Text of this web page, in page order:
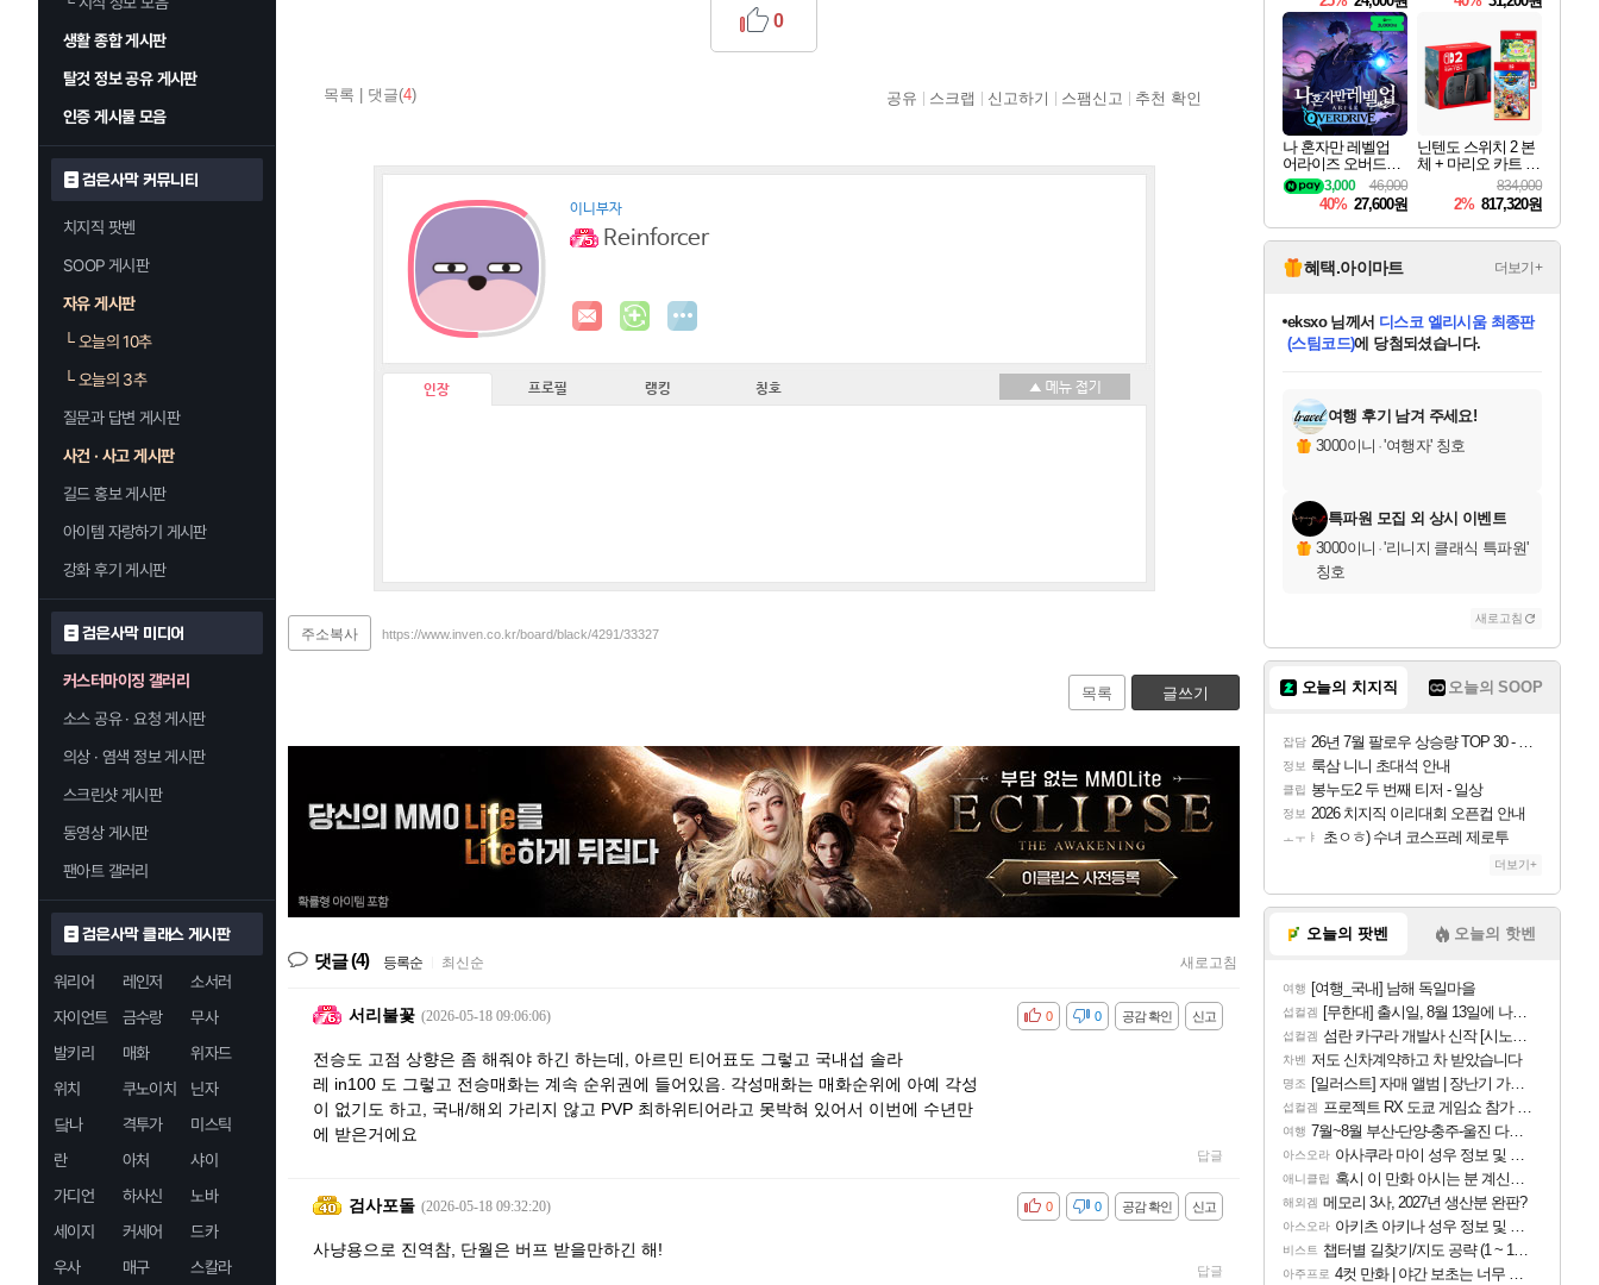
생활 종합 게시판
탈것 정보 공유 게시판
인증 게시물 모음
검은사막 커뮤니티
치지직 팟벤
SOOP 게시판
자유 게시판
└오늘의 10추
└오늘의 3추
질문과 답변 게시판
사건 · 사고 게시판
길드 홍보 게시판
아이템 자랑하기 게시판
강화 후기 게시판
검은사막 미디어
커스터마이징 갤러리
소스 공유 · 요청 게시판
의상 · 염색 정보 게시판
스크린샷 게시판
동영상 게시판
팬아트 갤러리
검은사막 클래스 게시판
워리어 레인저
소서러
자이언트
금수랑
무사
발키리
매화
위자드
위치
쿠노이치
닌자
닼나
격투가
미스틱
란
아처
샤이
가디언
하사신
노바
세이지
커세어
드카
우사
매구
스칼라
목록 댓글(4)
0
공유 스크랩 신고하기 스팸신고 추천 확인
이니부자
Reinforcer
인장 프로필 랭킹 칭호
주소복사 https://www.inven.co.kr/board/black/4291/33327
목록 글쓰기
댓글(4) 등록순 최신순 새로고침
서리불꽃 (2026-05-18 09:06:06) 신고
공감 확인
비공감 0
0
전승도 고점 상향은 좀 해줘야 하긴 하는데, 아르민 티어표도 그렇고 국내섭 솔라
레 in100 도 그렇고 전승매화는 계속 순위권에 들어있음. 각성매화는 매화순위에 아예 각성
이 없기도 하고, 국내/해외 가리지 않고 PVP 최하위티어라고 못박혀 있어서 이번에 수년만
에 받은거에요
답글
검사포돌 (2026-05-18 09:32:20) 신고
공감 확인
비공감 0
0
사냥용으로 진역참, 단월은 버프 받을만하긴 해!
답글
Overdrive Deluxe Edi
나 혼자만 레벨업
어라이즈 오버드라
이브 Solo Leveling A
rise
46,000
3,000
40% 27,600원
닌텐도 스위치 2 본
체 + 마리오 카트 월
드 + 포켓몬 포코피
아 번들
834,000
2% 817,320원
혜택.아이마트 더보기+
당첨되셨습니다.
당첨되셨습니다.
eksxo님께서 디스코 엘리시움 최종판
(스팀코드)에 당첨되셨습니다.
당첨되셨습니다.
당첨되셨습니다.
에디션 (스팀코드) 를 교환.
당첨되셨습니다.
당첨되셨습니다.
당첨되셨습니다.
당첨되셨습니다.
여행 후기 남겨 주세요!
3000이니 ·'여행자' 칭호
특파원 모집 외 상시 이벤트
3000이니 ·'리니지 클래식 특파원'
칭호
새로고침
오늘의 치지직 오늘의 SOOP
잡담 26년 7월 팔로우 상승량 TOP 30 - 월간 치지직
정보 룩삼 니니 초대석 안내
클립 봉누도2 두 번째 티저 - 일상
정보 2026 치지직 이리대회 오픈컵 안내
ㅗㅜㅑ 초ㅇㅎ) 수녀 코스프레 제로투
더보기+
오늘의 팟벤 오늘의 핫벤
여행 [여행_국내] 남해 독일마을
섭컬겜 [무한대] 출시일, 8월 13일에 나오나
섭컬겜 섬란 카구라 개발사 신작 [시노비 넥서스] 연내 출시 예정
차벤 저도 신차계약하고 차 받았습니다
명조 [일러스트] 자매 앨범 | 장난기 가득한 오후의 공원 (리메이크판)
섭컬겜 프로젝트 RX 도쿄 게임쇼 참가 결정
여행 7월~8월 부산-단양-충주-울진 다녀왔어요~
아스오라 아사쿠라 마이 성우 정보 및 주요 필모
애니클립 혹시 이 만화 아시는 분 계신가요
해외겜 메모리 3사, 2027년 생산분 완판?
아스오라 아키츠 아키나 성우 정보 및 주요 필모
비스트 챕터별 길찾기/지도 공략 (1 ~ 12장)
아주프로 4컷 만화 | 야간 보초는 너무 힘들어